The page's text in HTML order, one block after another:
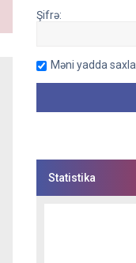
Şifrə:
Məni yadda saxla
Statistika